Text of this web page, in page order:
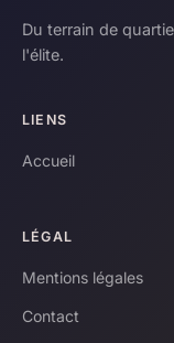
Du terrain de
l'élite.
LIENS
Accueil
LÉGAL
Mentions légales
Contact